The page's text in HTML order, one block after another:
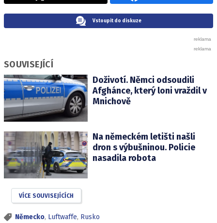
Vstoupit do diskuze
SOUVISEJÍCÍ
Doživotí. Němci odsoudili
Afghánce, který loni vraždil v
Mnichově
Na německém letišti našli
dron s výbušninou. Policie
nasadila robota
VÍCE SOUVISEJÍCÍCH
Německo, Luftwaffe, Rusko